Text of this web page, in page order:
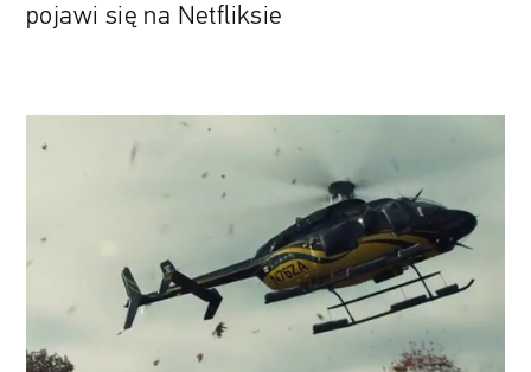
pojawi się na Netfliksie
Sandler
Gems”
–
twórców